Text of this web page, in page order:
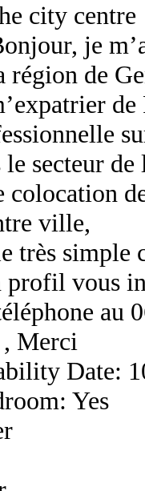
city centre
je
région de
secteur
colocation
ville,
très simple
vous
au
, Merci
Date:
Yes